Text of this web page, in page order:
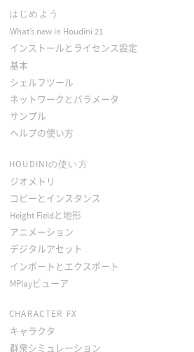
はじめよう
What’s new in Houdini 21
インストールとライセンス設定
基本
シェルフツール
ネットワークとパラメータ
サンプル
ヘルプの使い方
HOUDINIの使い方
ジオメトリ
コピーとインスタンス
Height Fieldと地形
アニメーション
デジタルアセット
インポートとエクスポート
MPlayビューア
CHARACTER FX
キャラクタ
群衆シミュレーション